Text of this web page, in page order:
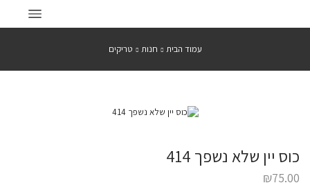
עמוד הבית חנות טריקים
כוס יין שלא נשפך 414
₪75.00